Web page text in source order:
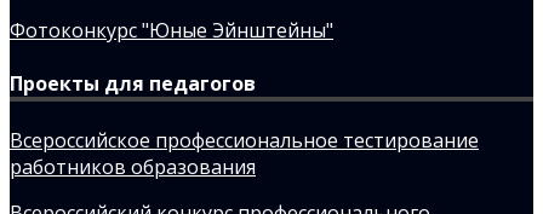
Фотоконкурс "Юные Эйнштейны"
Проекты для педагогов
Всероссийское профессиональное тестирование
работников образования